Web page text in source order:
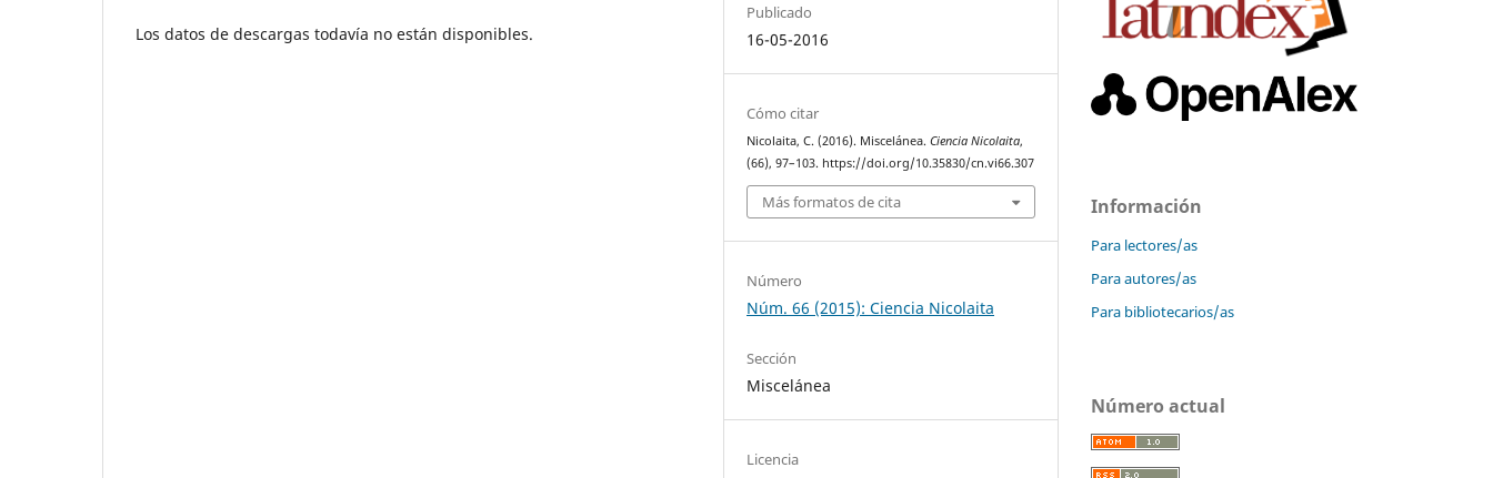
Los datos de descargas todavía no están disponibles.
Publicado
16-05-2016
Cómo citar
Nicolaita, C. (2016). Miscelánea.Ciencia Nicolaita,
(66), 97–103. https://doi.org/10.35830/cn.vi66.307
Más formatos de cita
Número
Núm. 66 (2015): Ciencia Nicolaita
Sección
Miscelánea
Licencia
Información
Para lectores/as
Para autores/as
Para bibliotecarios/as
Número actual